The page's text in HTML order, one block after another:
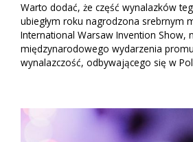
Warto dodać, że część wynalazków
ubiegłym roku nagrodzona srebrnym
International Warsaw Invention Show,
międzynarodowego wydarzenia
wynalazczość, odbywającego się w